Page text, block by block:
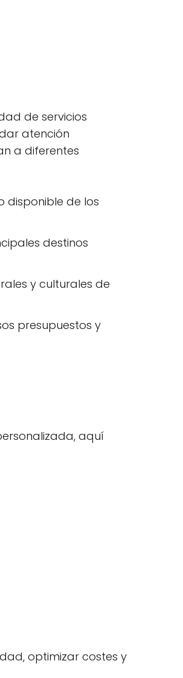
de servicios
atención
a diferentes
disponible de los
destinos
y culturales de
presupuestos y
aquí
optimizar costes y